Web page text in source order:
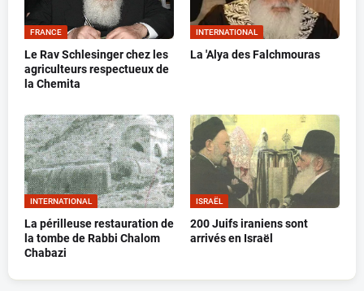
FRANCE
Le Rav Schlesinger chez les
agriculteurs respectueux de
la Chemita
INTERNATIONAL
La 'Alya des Falchmouras
INTERNATIONAL
La périlleuse restauration de
la tombe de Rabbi Chalom
Chabazi
ISRAËL
200 Juifs iraniens sont
arrivés en Israël